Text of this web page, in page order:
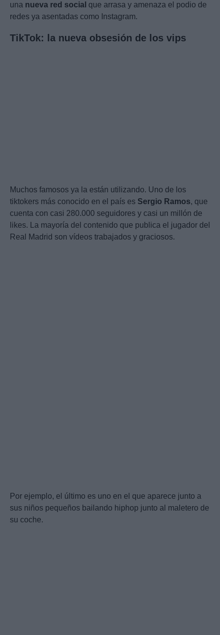
una nueva red social que arrasa y amenaza el podio de
redes ya asentadas como Instagram.
TikTok: la nueva obsesión de los vips
Muchos famosos ya la están utilizando. Uno de los
tiktokers más conocido en el país es Sergio Ramos, que
cuenta con casi 280.000 seguidores y casi un millón de
likes. La mayoría del contenido que publica el jugador del
Real Madrid son vídeos trabajados y graciosos.
Por ejemplo, el último es uno en el que aparece junto a
sus niños pequeños bailando hiphop junto al maletero de
su coche.